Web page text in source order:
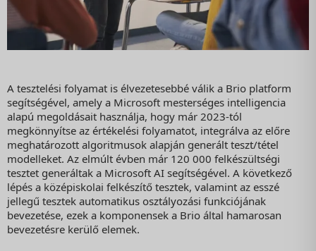
A tesztelési folyamat is élvezetesebbé válik a Brio platform
segítségével, amely a Microsoft mesterséges intelligencia
alapú megoldásait használja, hogy már 2023-tól
megkönnyítse az értékelési folyamatot, integrálva az előre
meghatározott algoritmusok alapján generált teszt/tétel
modelleket. Az elmúlt évben már 120 000 felkészültségi
tesztet generáltak a Microsoft AI segítségével. A következő
lépés a középiskolai felkészítő tesztek, valamint az esszé
jellegű tesztek automatikus osztályozási funkciójának
bevezetése, ezek a komponensek a Brio által hamarosan
bevezetésre kerülő elemek.